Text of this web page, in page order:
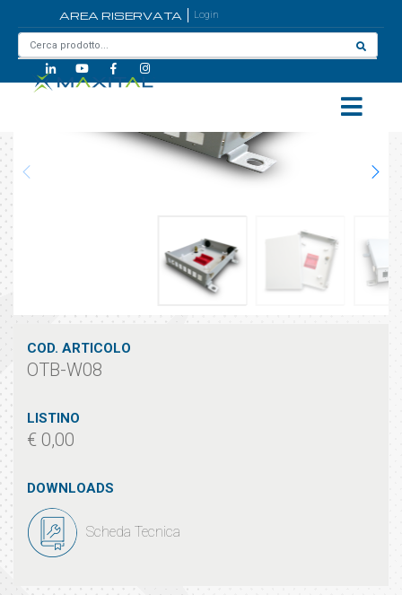
AREA RISERVATA Login
COD. ARTICOLO
OTB-W08
LISTINO
€ 0,00
DOWNLOADS
Scheda Tecnica